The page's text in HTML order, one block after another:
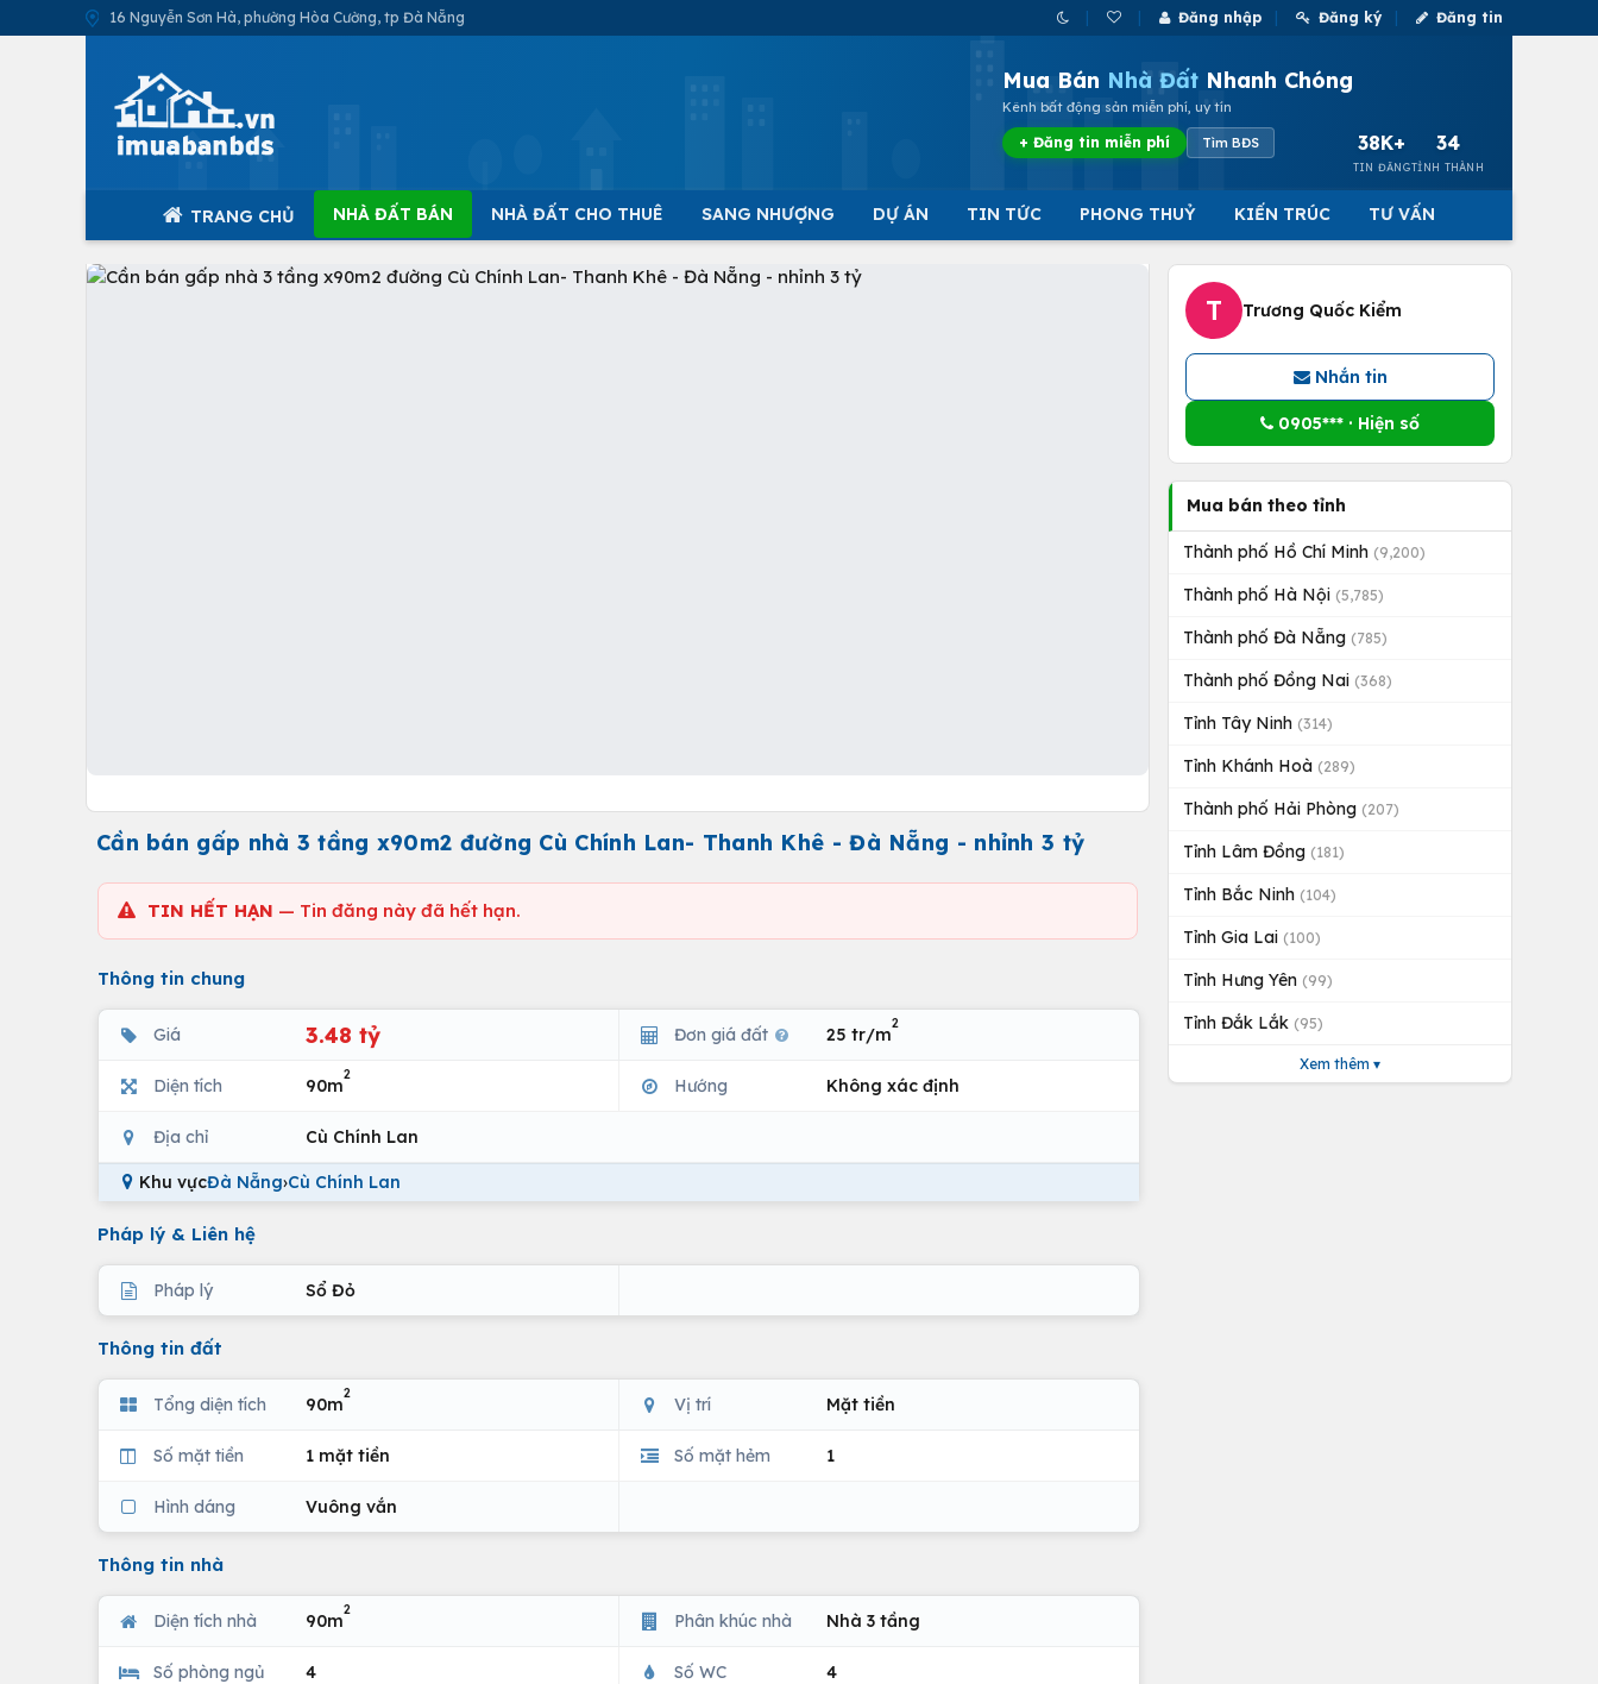
16 Nguyễn Sơn Hà, phường Hòa Cường, tp Đà Nẵng Đăng nhập Đăng ký Đăng tin
Mua Bán Nhà Đất Nhanh Chóng
Kênh bất động sản miễn phí, uy tín
+ Đăng tin miễn phí Tìm BĐS 38K+
TIN ĐĂNG
34
TỈNH THÀNH
TRANG CHỦ NHÀ ĐẤT BÁN NHÀ ĐẤT CHO THUÊ SANG NHƯỢNG DỰ ÁN TIN TỨC PHONG THUỶ KIẾN TRÚC TƯ VẤN
Cần bán gấp nhà 3 tầng x90m2 đường Cù Chính Lan- Thanh Khê - Đà Nẵng - nhỉnh 3 tỷ
TIN HẾT HẠN — Tin đăng này đã hết hạn.
Thông tin chung
Giá 3.48 tỷ Đơn giá đất 25 tr/m
2
Diện tích 90m
2
Hướng Không xác định
Địa chỉ Cù Chính Lan
Khu vựcĐà Nẵng›Cù Chính Lan
Pháp lý & Liên hệ
Pháp lý Sổ Đỏ
Thông tin đất
Tổng diện tích 90m
2
Vị trí Mặt tiền
Số mặt tiền 1 mặt tiền Số mặt hẻm 1
Hình dáng Vuông vắn
Thông tin nhà
Diện tích nhà 90m
2
Phân khúc nhà Nhà 3 tầng
Số phòng ngủ 4 Số WC 4
T Trương Quốc Kiểm
Nhắn tin
0905*** · Hiện số
Mua bán theo tỉnh
Thành phố Hồ Chí Minh (9,200)
Thành phố Hà Nội (5,785)
Thành phố Đà Nẵng (785)
Thành phố Đồng Nai (368)
Tỉnh Tây Ninh (314)
Tỉnh Khánh Hoà (289)
Thành phố Hải Phòng (207)
Tỉnh Lâm Đồng (181)
Tỉnh Bắc Ninh (104)
Tỉnh Gia Lai (100)
Tỉnh Hưng Yên (99)
Tỉnh Đắk Lắk (95)
Xem thêm ▾